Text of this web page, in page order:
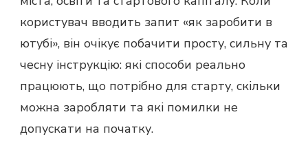
користувач вводить запит «як заробити в
ютубі», він очікує побачити просту, сильну та
чесну інструкцію: які способи реально
працюють, що потрібно для старту, скільки
можна заробляти та які помилки не
допускати на початку.